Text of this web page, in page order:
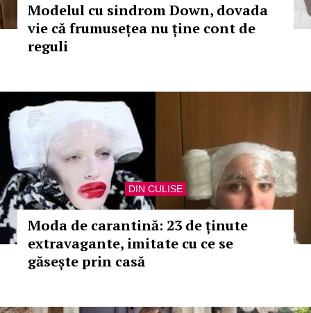
Modelul cu sindrom Down, dovada
vie că frumusețea nu ține cont de
reguli
DIN CULISE
Moda de carantină: 23 de ținute
extravagante, imitate cu ce se
găsește prin casă